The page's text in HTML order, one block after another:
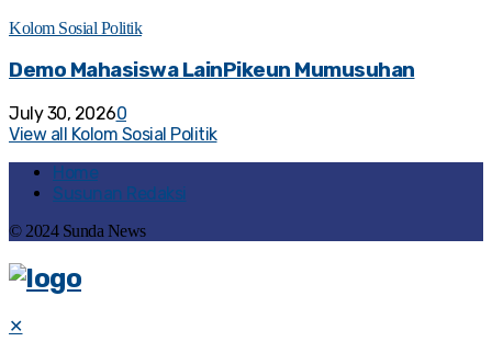
Kolom Sosial Politik
Demo Mahasiswa LainPikeun Mumusuhan
July 30, 20260
View all Kolom Sosial Politik
Home
Susunan Redaksi
© 2024 Sunda News
✕